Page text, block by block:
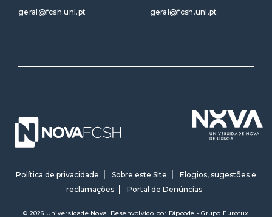
geral@fcsh.unl.pt
geral@fcsh.unl.pt
Política de privacidade Sobre este Site
Elogios, sugestões e
reclamações
Portal de Denúncias
© 2026 Universidade Nova. Desenvolvido por Dipcode - Grupo Eurotux